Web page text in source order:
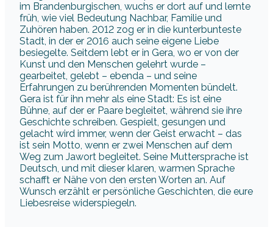
im Brandenburgischen, wuchs er dort auf und lernte
früh, wie viel Bedeutung Nachbar, Familie und
Zuhören haben. 2012 zog er in die kunterbunteste
Stadt, in der er 2016 auch seine eigene Liebe
besiegelte. Seitdem lebt er in Gera, wo er von der
Kunst und den Menschen gelehrt wurde –
gearbeitet, gelebt – ebenda – und seine
Erfahrungen zu berührenden Momenten bündelt.
Gera ist für ihn mehr als eine Stadt: Es ist eine
Bühne, auf der er Paare begleitet, während sie ihre
Geschichte schreiben. Gespielt, gesungen und
gelacht wird immer, wenn der Geist erwacht – das
ist sein Motto, wenn er zwei Menschen auf dem
Weg zum Jawort begleitet. Seine Muttersprache ist
Deutsch, und mit dieser klaren, warmen Sprache
schafft er Nähe von den ersten Worten an. Auf
Wunsch erzählt er persönliche Geschichten, die eure
Liebesreise widerspiegeln.